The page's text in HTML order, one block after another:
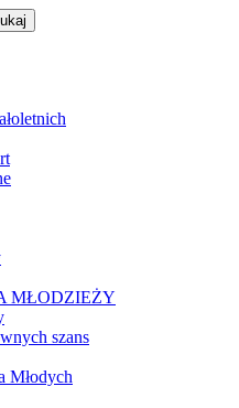
MŁODZIEŻY
szans
Młodych